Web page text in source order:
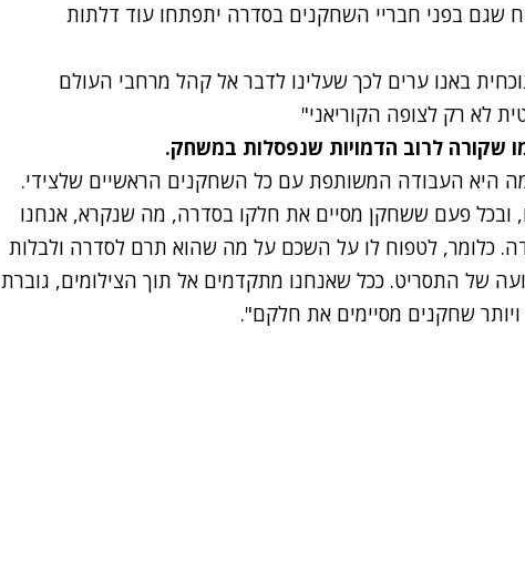
שגם בפני חבריי השחקנים בסדרה יתפתחו עוד דלתות
באנו ערים לכך שעלינו לדבר אל קהל מרחבי העולם
לא רק לצופה הקוריאני"
שקורה לרוב הדמויות שנפסלות במשחק.
היא העבודה המשותפת עם כל השחקנים הראשיים שלצידי.
ובכל פעם ששחקן מסיים את חלקו בסדרה, מה שנקרא, אנחנו
כלומר, לטפוח לו על השכם על מה שהוא תרם לסדרה ולבלות
של התסריט. ככל שאנחנו מתקדמים אל תוך הצילומים, גוברת
שחקנים מסיימים את חלקם".